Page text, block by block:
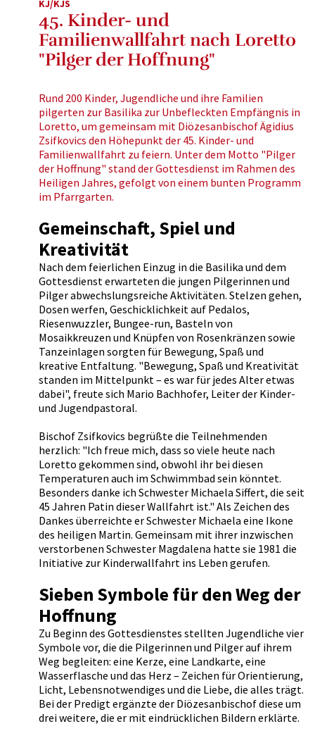
KJ/KJS
45. Kinder- und
Familienwallfahrt nach Loretto
"Pilger der Hoffnung"
Rund 200 Kinder, Jugendliche und ihre Familien
pilgerten zur Basilika zur Unbefleckten Empfängnis in
Loretto, um gemeinsam mit Diözesanbischof Ägidius
Zsifkovics den Höhepunkt der 45. Kinder- und
Familienwallfahrt zu feiern. Unter dem Motto "Pilger
der Hoffnung" stand der Gottesdienst im Rahmen des
Heiligen Jahres, gefolgt von einem bunten Programm
im Pfarrgarten.
Gemeinschaft, Spiel und
Kreativität
Nach dem feierlichen Einzug in die Basilika und dem
Gottesdienst erwarteten die jungen Pilgerinnen und
Pilger abwechslungsreiche Aktivitäten. Stelzen gehen,
Dosen werfen, Geschicklichkeit auf Pedalos,
Riesenwuzzler, Bungee-run, Basteln von
Mosaikkreuzen und Knüpfen von Rosenkränzen sowie
Tanzeinlagen sorgten für Bewegung, Spaß und
kreative Entfaltung. "Bewegung, Spaß und Kreativität
standen im Mittelpunkt – es war für jedes Alter etwas
dabei", freute sich Mario Bachhofer, Leiter der Kinder-
und Jugendpastoral.
Bischof Zsifkovics begrüßte die Teilnehmenden
herzlich: "Ich freue mich, dass so viele heute nach
Loretto gekommen sind, obwohl ihr bei diesen
Temperaturen auch im Schwimmbad sein könntet.
Besonders danke ich Schwester Michaela Siffert, die seit
45 Jahren Patin dieser Wallfahrt ist." Als Zeichen des
Dankes überreichte er Schwester Michaela eine Ikone
des heiligen Martin. Gemeinsam mit ihrer inzwischen
verstorbenen Schwester Magdalena hatte sie 1981 die
Initiative zur Kinderwallfahrt ins Leben gerufen.
Sieben Symbole für den Weg der
Hoffnung
Zu Beginn des Gottesdienstes stellten Jugendliche vier
Symbole vor, die die Pilgerinnen und Pilger auf ihrem
Weg begleiten: eine Kerze, eine Landkarte, eine
Wasserflasche und das Herz – Zeichen für Orientierung,
Licht, Lebensnotwendiges und die Liebe, die alles trägt.
Bei der Predigt ergänzte der Diözesanbischof diese um
drei weitere, die er mit eindrücklichen Bildern erklärte.